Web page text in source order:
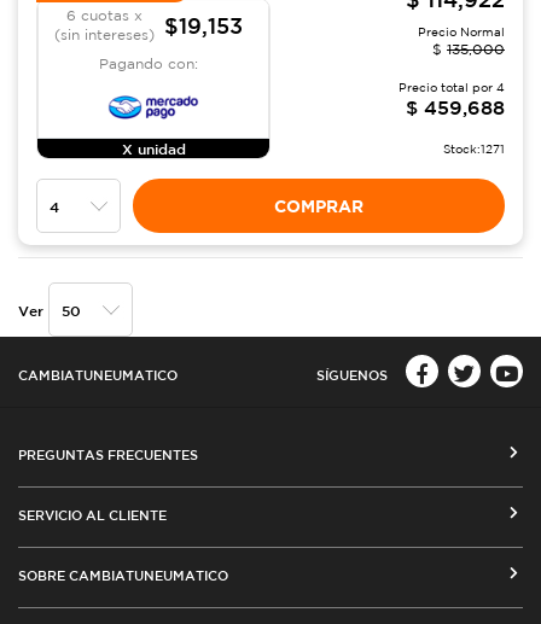
6 cuotas x
(sin intereses)
$19,153
Pagando con:
X unidad
Precio Normal
$ 135,000
Precio total por 4
$ 459,688
Stock:1271
COMPRAR
Ver
CAMBIATUNEUMATICO SÍGUENOS
PREGUNTAS FRECUENTES
MEDIOS DE PAGO
SERVICIO AL CLIENTE
CAMBIO DE DIRECCIÓN
SOBRE CAMBIATUNEUMATICO